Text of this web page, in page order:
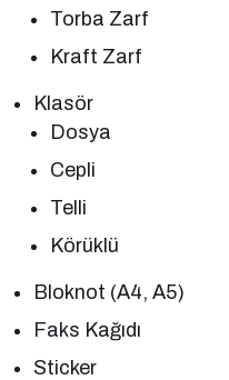
Torba Zarf
Kraft Zarf
Klasör
Dosya
Cepli
Telli
Körüklü
Bloknot (A4, A5)
Faks Kağıdı
Sticker